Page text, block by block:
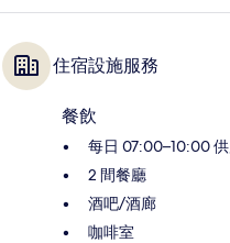
住宿設施服務
餐飲
每日 07:00–10:00
2 間餐廳
酒吧/酒廊
咖啡室